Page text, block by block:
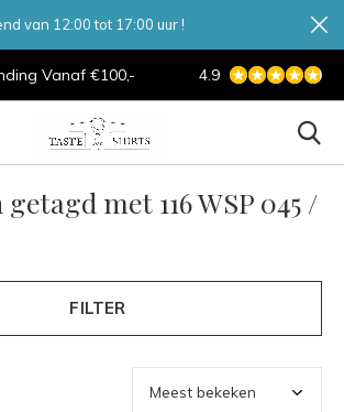
Vanaf €100,- 7 Dagen Per
4.9
van 12:00 tot 17:00 uur !
met 116 WSP 045 /
FILTER